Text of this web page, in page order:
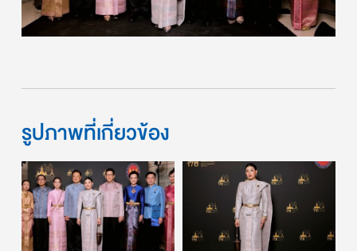
รูปภาพที่เกี่ยวข้อง